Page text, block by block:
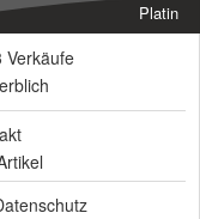
Platin
Verkäufe